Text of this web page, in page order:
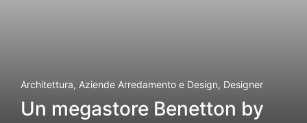
Architettura, Aziende Arredamento e Design, Designer
Un megastore Benetton by